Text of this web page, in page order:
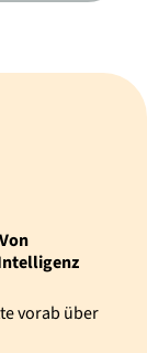
vorab über